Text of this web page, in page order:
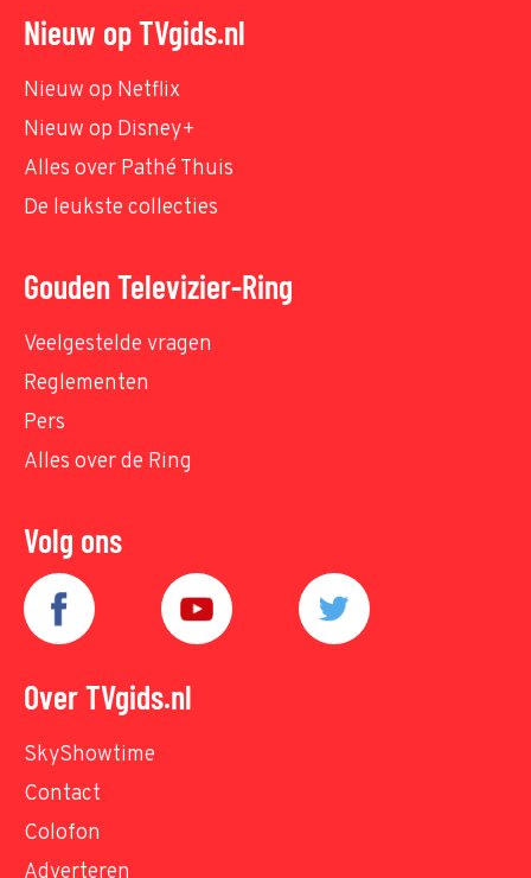
Nieuw op TVgids.nl
Nieuw op Netflix
Nieuw op Disney+
Alles over Pathé Thuis
De leukste collecties
Gouden Televizier-Ring
Veelgestelde vragen
Reglementen
Pers
Alles over de Ring
Volg ons
Over TVgids.nl
SkyShowtime
Contact
Colofon